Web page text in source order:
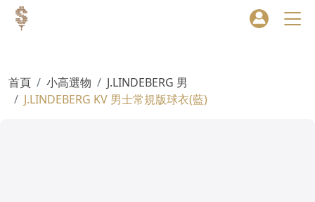
首頁 小高選物
J.LINDEBERG 男
J.LINDEBERG KV 男士常規版球衣(藍)